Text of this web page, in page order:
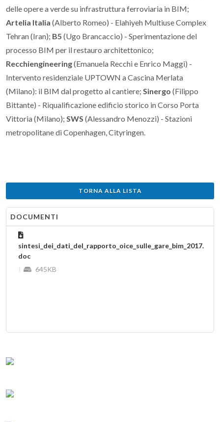
delle opere a verde su infrastruttura ferroviaria in BIM;
Artelia Italia (Alberto Romeo) - Elahiyeh Multiuse Complex
Tehran (Iran); B5 (Ugo Brancaccio) - Sperimentazione del
processo BIM per il restauro architettonico;
Recchiengineering(Emanuela Recchi e Enrico Maggi) -
Intervento residenziale UPTOWN a Cascina Merlata
(Milano): il BIM dal progetto al cantiere; Sinergo (Filippo
Bittante) - Riqualificazione edificio storico in Corso Porta
Vittoria (Milano); SWS (Alessandro Menozzi) - Stazioni
metropolitane di Copenhagen, Cityringen.
TORNA ALLA LISTA
DOCUMENTI
sintesi_dei_dati_del_rapporto_oice_sulle_gare_bim_2017.
doc
645KB